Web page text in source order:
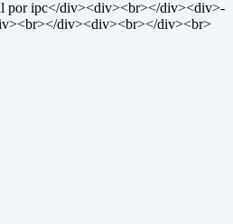
por ipc</div><div><br></div><div>-
div><div><br></div><br>